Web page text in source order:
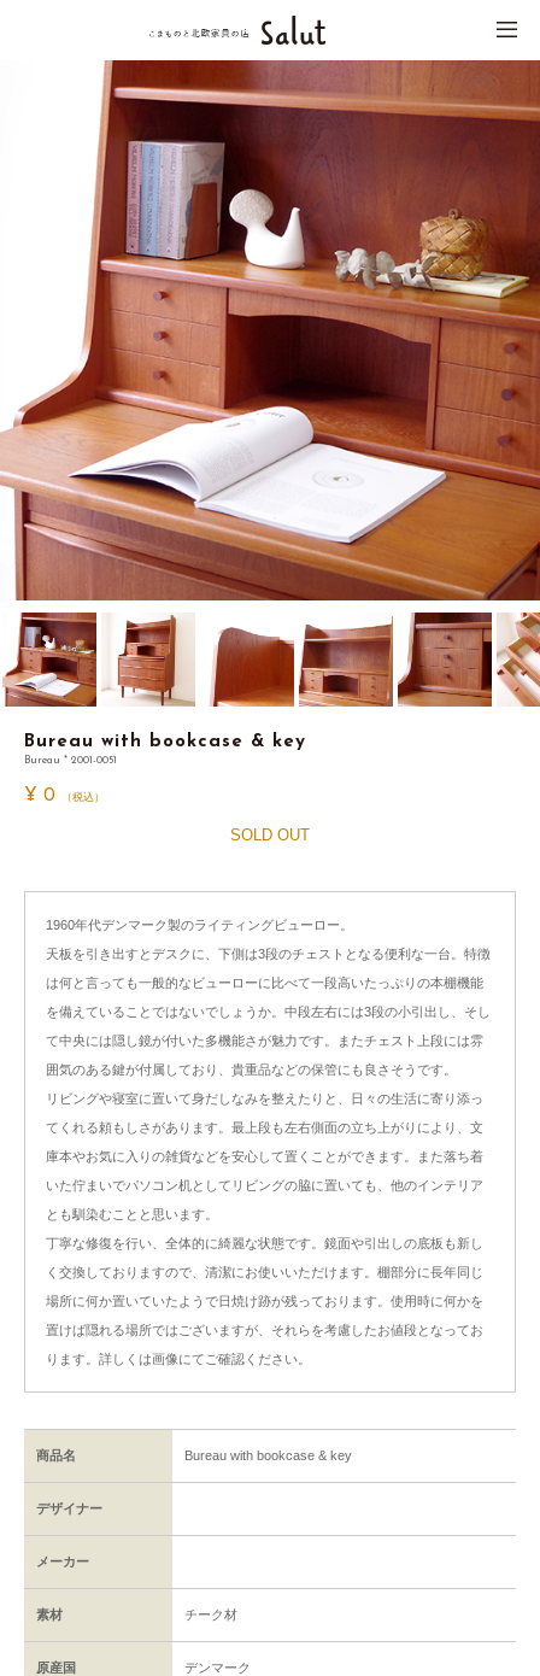
Bureau with bookcase & key
Bureau * 2001-0051
¥ 0 （税込）
SOLD OUT
1960年代デンマーク製のライティングビューロー。
天板を引き出すとデスクに、下側は3段のチェストとなる便利な一台。特徴
は何と言っても一般的なビューローに比べて一段高いたっぷりの本棚機能
を備えていることではないでしょうか。中段左右には3段の小引出し、そし
て中央には隠し鏡が付いた多機能さが魅力です。またチェスト上段には雰
囲気のある鍵が付属しており、貴重品などの保管にも良さそうです。
リビングや寝室に置いて身だしなみを整えたりと、日々の生活に寄り添っ
てくれる頼もしさがあります。最上段も左右側面の立ち上がりにより、文
庫本やお気に入りの雑貨などを安心して置くことができます。また落ち着
いた佇まいでパソコン机としてリビングの脇に置いても、他のインテリア
とも馴染むことと思います。
丁寧な修復を行い、全体的に綺麗な状態です。鏡面や引出しの底板も新し
く交換しておりますので、清潔にお使いいただけます。棚部分に長年同じ
場所に何か置いていたようで日焼け跡が残っております。使用時に何かを
置けば隠れる場所ではございますが、それらを考慮したお値段となってお
ります。詳しくは画像にてご確認ください。
商品名 Bureau with bookcase & key
デザイナー
メーカー
素材 チーク材
原産国 デンマーク